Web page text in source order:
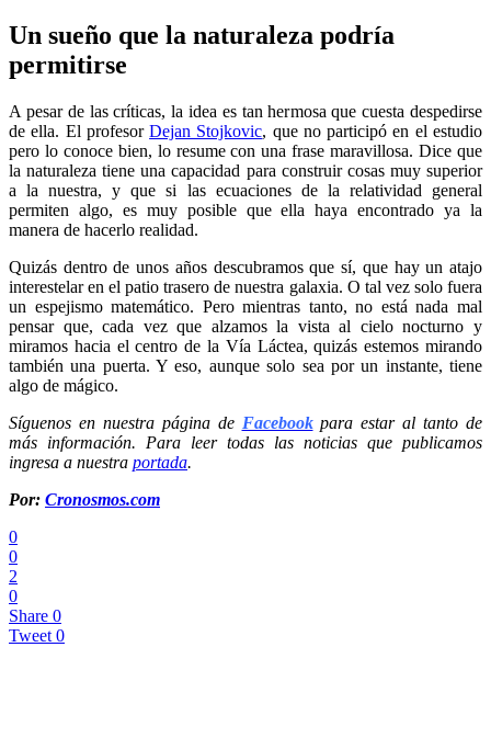
Un sueño que la naturaleza podría
permitirse
A pesar de las críticas, la idea es tan hermosa que cuesta despedirse
de ella. El profesorDejan Stojkovic, que no participó en el estudio
pero lo conoce bien, lo resume con una frase maravillosa. Dice que
la naturaleza tiene una capacidad para construir cosas muy superior
a la nuestra, y que si las ecuaciones de la relatividad general
permiten algo, es muy posible que ella haya encontrado ya la
manera de hacerlo realidad.
Quizás dentro de unos años descubramos que sí, que hay un atajo
interestelar en el patio trasero de nuestra galaxia. O tal vez solo fuera
un espejismo matemático. Pero mientras tanto, no está nada mal
pensar que, cada vez que alzamos la vista al cielo nocturno y
miramos hacia el centro de la Vía Láctea, quizás estemos mirando
también una puerta. Y eso, aunque solo sea por un instante, tiene
algo de mágico.
Síguenos en nuestra página de Facebookpara estar al tanto de
más información. Para leer todas las noticias que publicamos
ingresa a nuestra portada.
Por: Cronosmos.com
0
0
2
0
Share 0
Tweet 0